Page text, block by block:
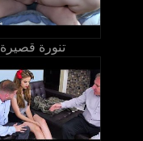
تنورة قصيرة